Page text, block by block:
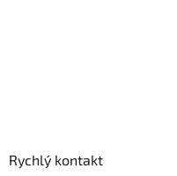
Rychlý kontakt